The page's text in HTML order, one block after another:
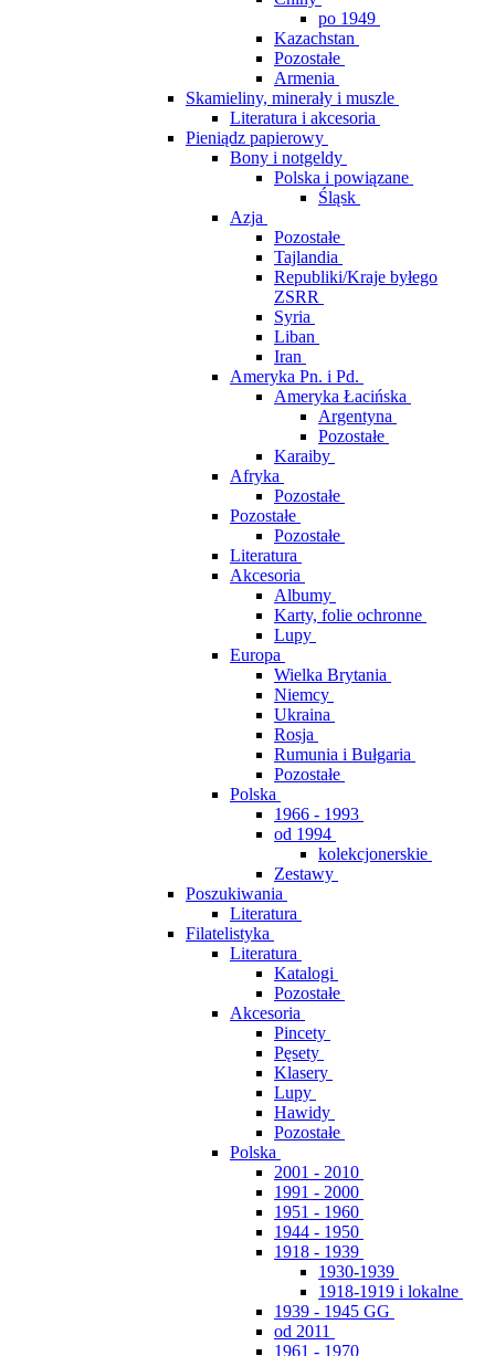
po 1949
Kazachstan
Pozostałe
Armenia
Skamieliny, minerały i muszle
Literatura i akcesoria
Pieniądz papierowy
Bony i notgeldy
Polska i powiązane
Śląsk
Azja
Pozostałe
Tajlandia
Republiki/Kraje byłego
ZSRR
Syria
Liban
Iran
Ameryka Pn. i Pd.
Ameryka Łacińska
Argentyna
Pozostałe
Karaiby
Afryka
Pozostałe
Pozostałe
Pozostałe
Literatura
Akcesoria
Albumy
Karty, folie ochronne
Lupy
Europa
Wielka Brytania
Niemcy
Ukraina
Rosja
Rumunia i Bułgaria
Pozostałe
Polska
1966 - 1993
od 1994
kolekcjonerskie
Zestawy
Poszukiwania
Literatura
Filatelistyka
Literatura
Katalogi
Pozostałe
Akcesoria
Pincety
Pęsety
Klasery
Lupy
Hawidy
Pozostałe
Polska
2001 - 2010
1991 - 2000
1951 - 1960
1944 - 1950
1918 - 1939
1930-1939
1918-1919 i lokalne
1939 - 1945 GG
od 2011
1961 - 1970